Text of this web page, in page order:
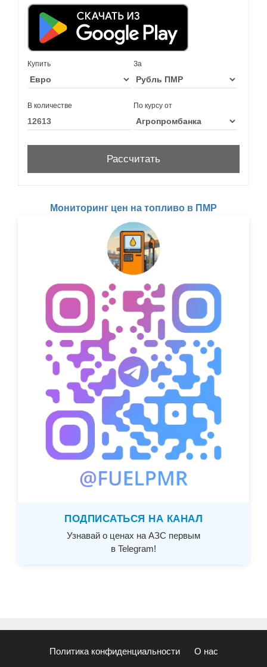
Купить За
В количестве По курсу от
Мониторинг цен на топливо в ПМР
ПОДПИСАТЬСЯ НА КАНАЛ
Узнавай о ценах на АЗС первым
в Telegram!
Политика конфиденциальности О нас